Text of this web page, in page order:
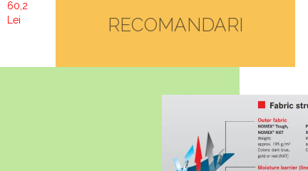
RECOMANDARI
60,26
Lei